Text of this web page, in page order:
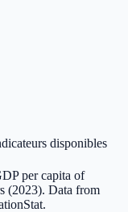
disponibles
per capita of
(2023). Data from